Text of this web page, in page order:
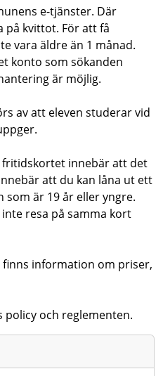
e-tjänster. Där
på kvittot. För att få
vara äldre än 1 månad.
konto som sökanden
är möjlig.
av att eleven studerar vid
innebär att det
att du kan låna ut ett
är 19 år eller yngre.
resa på samma kort
finns information om priser,
policy och reglementen.